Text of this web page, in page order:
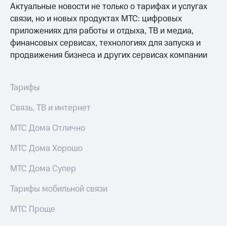
Актуальные новости не только о тарифах и услугах
связи, но и новых продуктах МТС: цифровых
приложениях для работы и отдыха, ТВ и медиа,
финансовых сервисах, технологиях для запуска и
продвижения бизнеса и других сервисах компании
Тарифы
Связь, ТВ и интернет
МТС Дома Отлично
МТС Дома Хорошо
МТС Дома Супер
Тарифы мобильной связи
МТС Проще